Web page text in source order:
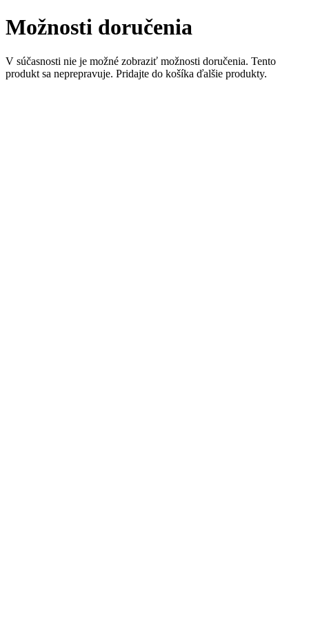
Možnosti doručenia
V súčasnosti nie je možné zobraziť možnosti doručenia. Tento
produkt sa neprepravuje. Pridajte do košíka ďalšie produkty.